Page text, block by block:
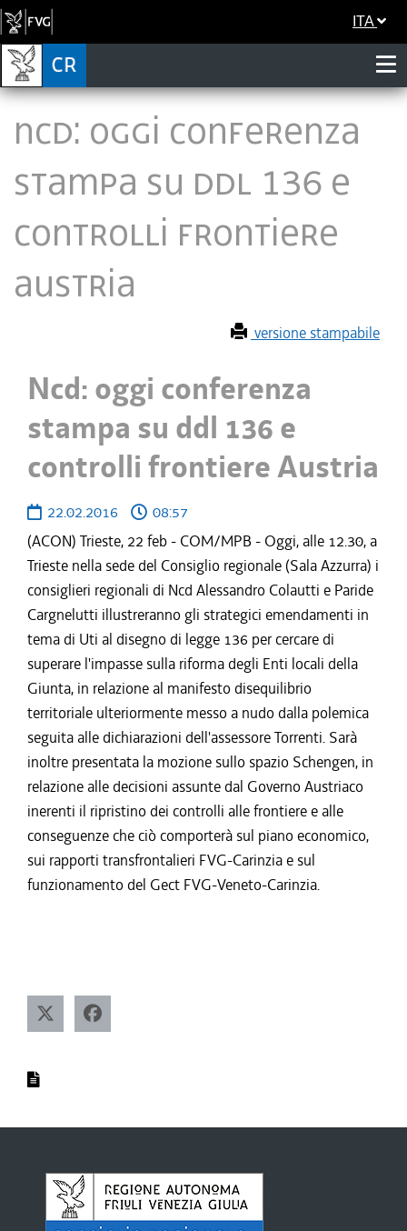
ITA
Ncd: oggi conferenza
stampa su ddl 136 e
controlli frontiere
Austria
versione stampabile
Ncd: oggi conferenza
stampa su ddl 136 e
controlli frontiere Austria
22.02.2016
08:57
(ACON) Trieste, 22 feb - COM/MPB - Oggi, alle 12.30, a
Trieste nella sede del Consiglio regionale (Sala Azzurra) i
consiglieri regionali di Ncd Alessandro Colautti e Paride
Cargnelutti illustreranno gli strategici emendamenti in
tema di Uti al disegno di legge 136 per cercare di
superare l'impasse sulla riforma degli Enti locali della
Giunta, in relazione al manifesto disequilibrio
territoriale ulteriormente messo a nudo dalla polemica
seguita alle dichiarazioni dell'assessore Torrenti. Sarà
inoltre presentata la mozione sullo spazio Schengen, in
relazione alle decisioni assunte dal Governo Austriaco
inerenti il ripristino dei controlli alle frontiere e alle
conseguenze che ciò comporterà sul piano economico,
sui rapporti transfrontalieri FVG-Carinzia e sul
funzionamento del Gect FVG-Veneto-Carinzia.